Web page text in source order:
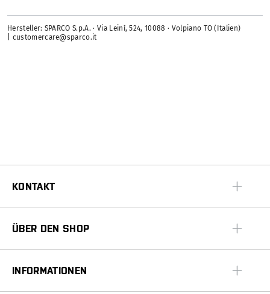
Hersteller: SPARCO S.p.A. · Via Leinì, 524, 10088 · Volpiano TO (Italien)
| customercare@sparco.it
KONTAKT
ÜBER DEN SHOP
INFORMATIONEN